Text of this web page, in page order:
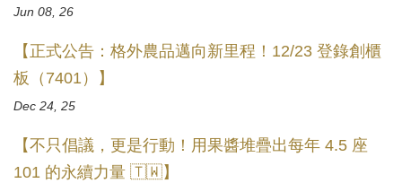
Jun 08, 26
【正式公告：格外農品邁向新里程！12/23 登錄創櫃
板（7401）】
Dec 24, 25
【不只倡議，更是行動！用果醬堆疊出每年 4.5 座
101 的永續力量 🇹🇼】